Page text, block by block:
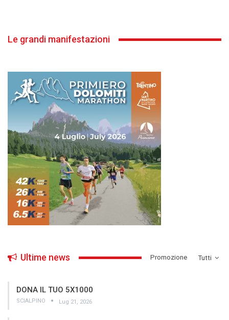
Le grandi manifestazioni
Tutti
Ultime news ­Promozione
DONA IL TUO 5X1000
SCIALPINO Lug 21, 2026